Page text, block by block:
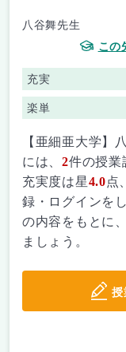
八谷舞先生
この
充実
楽単
【亜細亜大学】
には、2件の授業
充実度は星4.0点
録・ログインを
の内容をもとに
ましょう。
授